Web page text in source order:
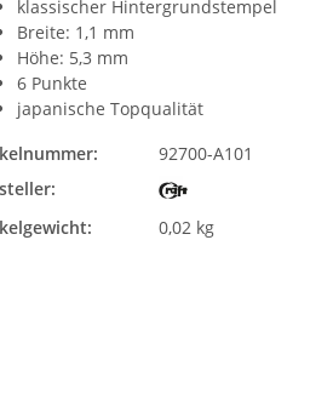
klassischer Hintergrundstempel
Breite: 1,1 mm
Höhe: 5,3 mm
6 Punkte
japanische Topqualität
92700-A101
0,02 kg